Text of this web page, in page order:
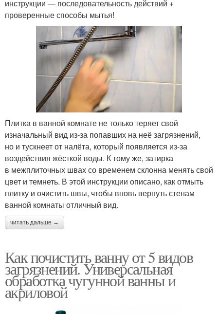
инструкции — последовательность действий +
проверенные способы мытья!
Плитка в ванной комнате не только теряет свой
изначальный вид из-за попавших на неё загрязнений,
но и тускнеет от налёта, который появляется из-за
воздействия жёсткой воды. К тому же, затирка
в межплиточных швах со временем склонна менять свой
цвет и темнеть. В этой инструкции описано, как отмыть
плитку и очистить швы, чтобы вновь вернуть стенам
ванной комнаты отличный вид.
читать дальше →
Как почистить ванну от 5 видов
загрязнений. Универсальная
обработка чугунной ванны и
акриловой